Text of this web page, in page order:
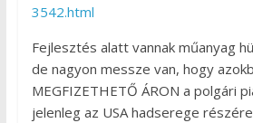
3542.html
Fejlesztés alatt vannak műanyag
de nagyon messze van, hogy
MEGFIZETHETŐ ÁRON a polgári
jelenleg az USA hadserege